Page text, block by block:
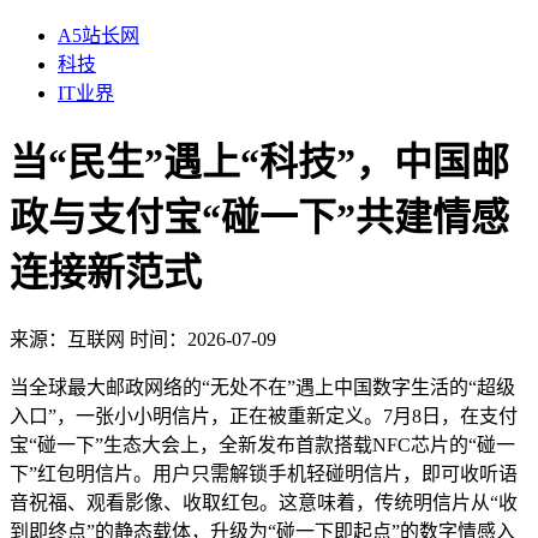
A5站长网
科技
IT业界
当“民生”遇上“科技”，中国邮
政与支付宝“碰一下”共建情感
连接新范式
来源： 互联网 时间：2026-07-09
当全球最大邮政网络的“无处不在”遇上中国数字生活的“超级
入口”，一张小小明信片，正在被重新定义。7月8日，在支付
宝“碰一下”生态大会上，全新发布首款搭载NFC芯片的“碰一
下”红包明信片。用户只需解锁手机轻碰明信片，即可收听语
音祝福、观看影像、收取红包。这意味着，传统明信片从“收
到即终点”的静态载体，升级为“碰一下即起点”的数字情感入